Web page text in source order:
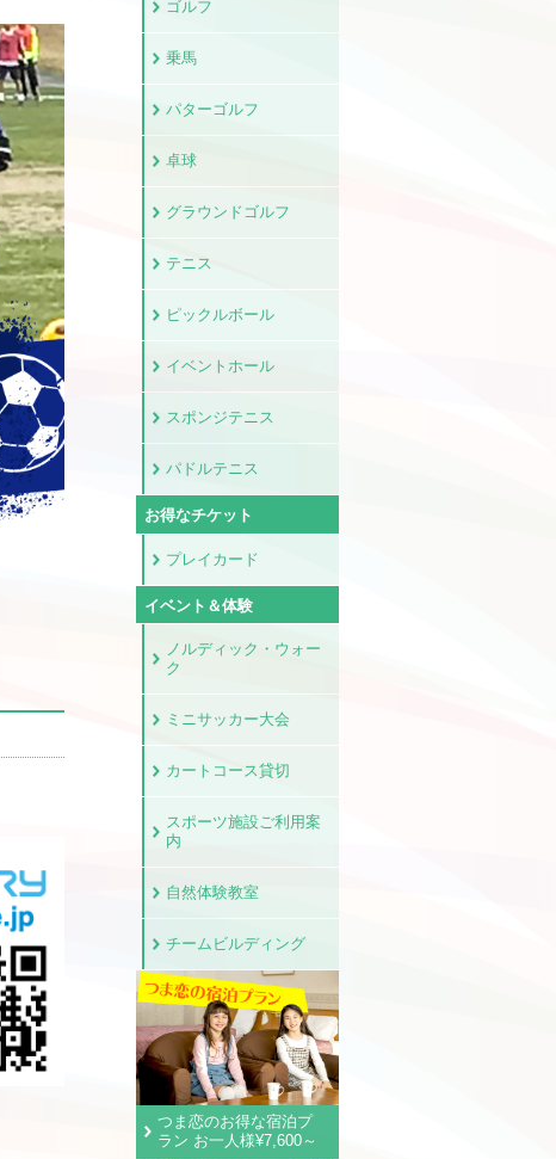
ゴルフ
乗馬
パターゴルフ
卓球
グラウンドゴルフ
テニス
ピックルボール
イベントホール
スポンジテニス
パドルテニス
お得なチケット
プレイカード
イベント＆体験
ノルディック・ウォー
ク
ミニサッカー大会
カートコース貸切
スポーツ施設ご利用案
内
自然体験教室
チームビルディング
つま恋のお得な宿泊プ
ラン お一人様¥7,600～